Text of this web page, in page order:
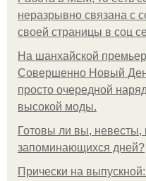
неразрывно связана с
своей страницы в соц
На шанхайской
Совершенно Новый
просто очередной
высокой моды.
Готовы ли вы, невесты,
запоминающихся дней?
Прически на